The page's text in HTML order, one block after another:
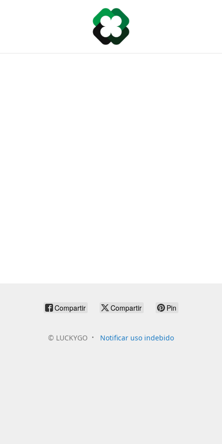
Compartir Compartir Pin
© LUCKYGO Notificar uso indebido